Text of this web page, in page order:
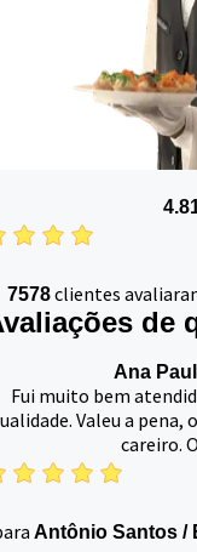
7578clientes
de
Ana
Fui muito bem
Valeu a
careiro.
Antônio Santos /